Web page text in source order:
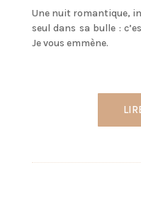
Une nuit romantique,
seul dans sa bulle :
Je vous emmène.